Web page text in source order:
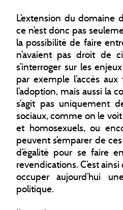
L’extension du domaine
ce n’est donc pas
la possibilité de faire
n’avaient pas droit de
s’interroger sur les
par exemple l’accès
l’adoption, mais aussi la
s’agit pas uniquement
sociaux, comme on le
et homosexuels, ou
peuvent s’emparer de
d’égalité pour se faire
revendications. C’est
occuper aujourd’hui
politique.